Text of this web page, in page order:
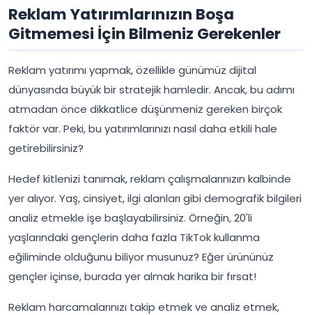
Reklam Yatırımlarınızın Boşa
Gitmemesi İçin Bilmeniz Gerekenler
Reklam yatırımı yapmak, özellikle günümüz dijital
dünyasında büyük bir stratejik hamledir. Ancak, bu adımı
atmadan önce dikkatlice düşünmeniz gereken birçok
faktör var. Peki, bu yatırımlarınızı nasıl daha etkili hale
getirebilirsiniz?
Hedef kitlenizi tanımak, reklam çalışmalarınızın kalbinde
yer alıyor. Yaş, cinsiyet, ilgi alanları gibi demografik bilgileri
analiz etmekle işe başlayabilirsiniz. Örneğin, 20'li
yaşlarındaki gençlerin daha fazla TikTok kullanma
eğiliminde olduğunu biliyor musunuz? Eğer ürününüz
gençler içinse, burada yer almak harika bir fırsat!
Reklam harcamalarınızı takip etmek ve analiz etmek,